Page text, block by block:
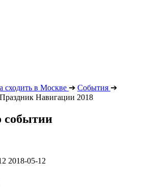
в Москве ➔ События ➔
Праздник Навигации 2018
2018-05-12